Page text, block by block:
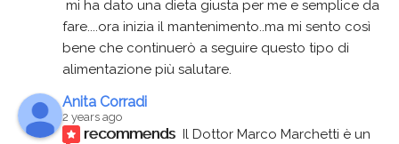
fare....ora inizia il mantenimento..ma mi sento così
bene che continuerò a seguire questo tipo di
alimentazione più salutare.
Anita Corradi
2 years ago
recommends
Il Dottor Marco Marchetti è un